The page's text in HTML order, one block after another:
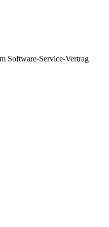
Software-Service-Vertrag